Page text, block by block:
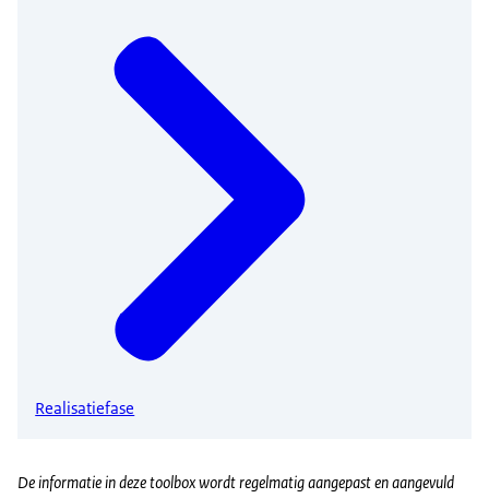
Realisatiefase
De informatie in deze toolbox wordt regelmatig aangepast en aangevuld